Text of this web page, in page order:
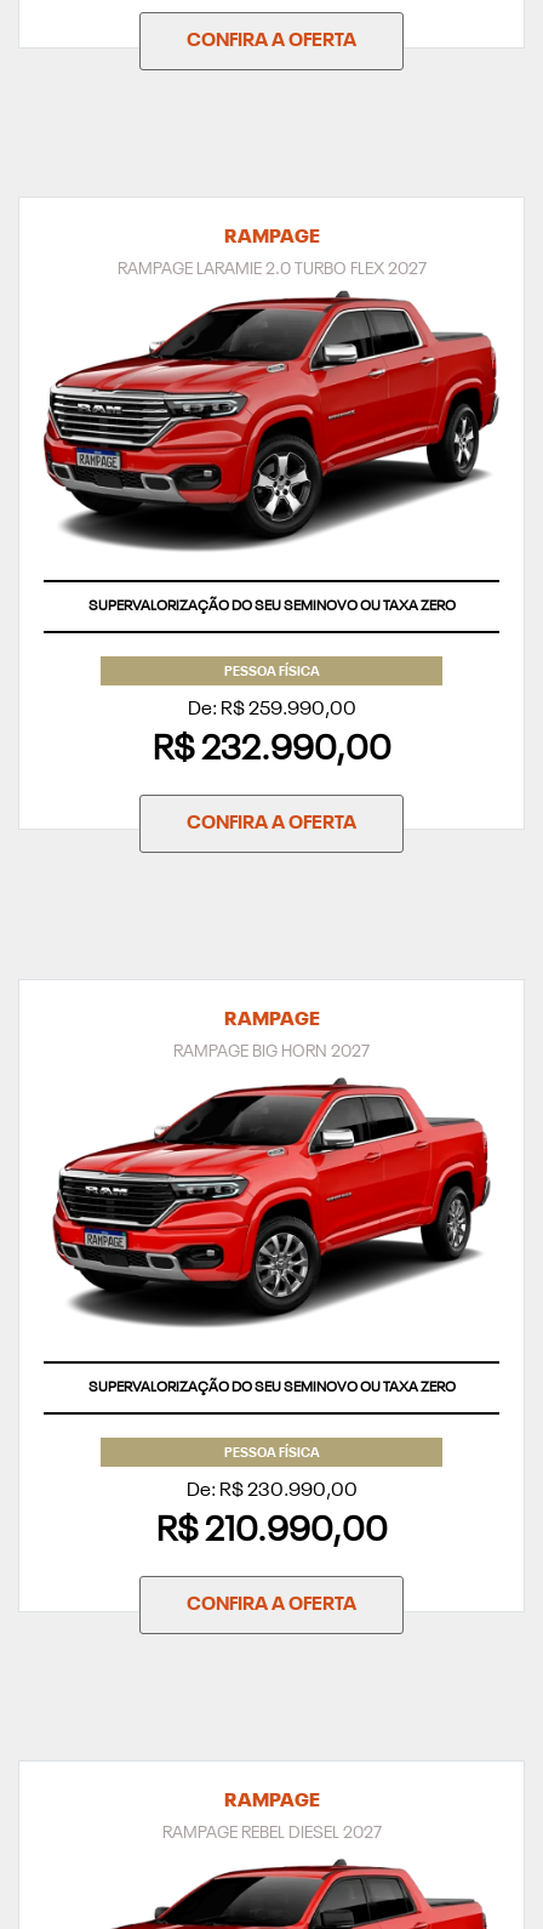
CONFIRA A OFERTA
RAMPAGE
RAMPAGE LARAMIE 2.0 TURBO FLEX 2027
SUPERVALORIZAÇÃO DO SEU SEMINOVO OU TAXA ZERO
PESSOA FÍSICA
De: R$ 259.990,00
R$ 232.990,00
CONFIRA A OFERTA
RAMPAGE
RAMPAGE BIG HORN 2027
SUPERVALORIZAÇÃO DO SEU SEMINOVO OU TAXA ZERO
PESSOA FÍSICA
De: R$ 230.990,00
R$ 210.990,00
CONFIRA A OFERTA
RAMPAGE
RAMPAGE REBEL DIESEL 2027